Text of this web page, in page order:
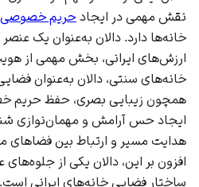
نقش مهمی در ایجاد حریم خصوصی
خانه‌ها دارد. دالان به‌عنوان یک
ارزش‌های ایرانی، بخش مهمی از
خانه‌های سنتی، دالان به‌عنوان
همچون زیبایی بصری، حفظ حریم
ایجاد حس آرامش و مهمان‌نوازی
هدایت مسیر و ارتباط بین
افزون بر این، دالان یکی از جلوه‌های
ساختار فضایی خانه‌های ایرانی است.